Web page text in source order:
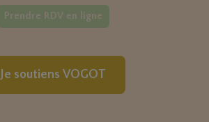
Prendre RDV en ligne
Je soutiens VOGOT